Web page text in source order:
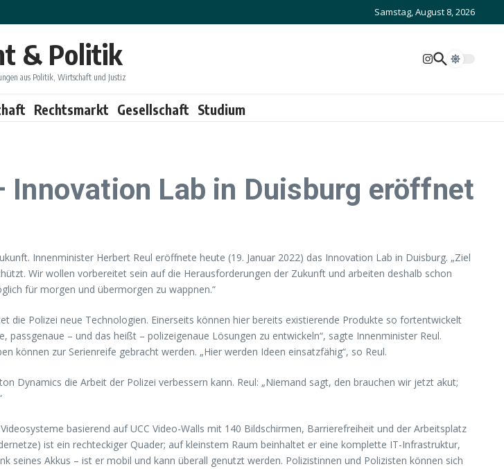
Samstag, August 8, 2026
& Politik
aus Politik, Wirtschaft und Justiz
Rechtsmarkt Gesellschaft Studium
Innovation Lab in Duisburg eröffnet
Innenminister Herbert Reul eröffnete heute (19. Januar 2022) das Innovation Lab in Duisburg. „Ziel
Wir wollen vorbereitet sein auf die Herausforderungen der Zukunft und arbeiten deshalb schon
für morgen und übermorgen zu wappnen.“
Polizei neue Technologien. Einerseits können hier bereits existierende Produkte so fortentwickelt
– und das heißt – polizeigenaue Lösungen zu entwickeln“, sagte Innenminister Reul.
zur Serienreife gebracht werden. „Hier werden Ideen einsatzfähig“, so Reul.
Dynamics die Arbeit der Polizei verbessern kann. Reul: „Niemand sagt, den brauchen wir jetzt akut;
basierend auf UCC Video-Walls mit 140 Bildschirmen, Barrierefreiheit und der Arbeitsplatz
ist ein rechteckiger Quader; auf kleinstem Raum beinhaltet er eine komplette IT-Infrastruktur,
Akkus – ist er mobil und kann überall genutzt werden. Polizistinnen und Polizisten können sich